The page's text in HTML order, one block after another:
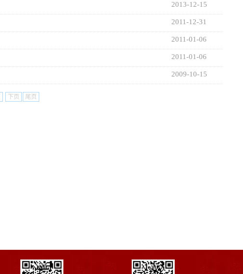
2013-12-15
2011-12-31
2011-01-06
2011-01-06
2009-10-15
下页 尾页